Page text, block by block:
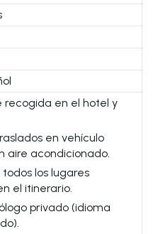
recogida en el hotel y
en vehículo
aire acondicionado.
los lugares
el itinerario.
privado (idioma